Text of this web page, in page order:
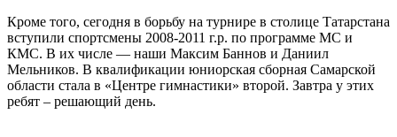
Кроме того, сегодня в борьбу на турнире в столице Татарстана
вступили спортсмены 2008-2011 г.р. по программе МС и
КМС. В их числе — наши Максим Баннов и Даниил
Мельников. В квалификации юниорская сборная Самарской
области стала в «Центре гимнастики» второй. Завтра у этих
ребят – решающий день.